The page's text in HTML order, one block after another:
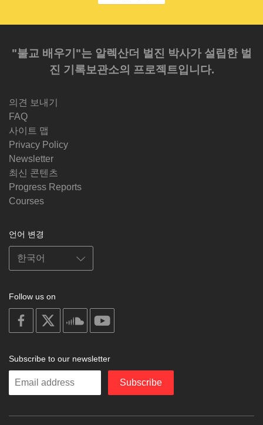
"불교 배우기"는 알렉산더 벌진 박사가 설립한 벌
진 기록보관소의 프로젝트입니다.
의견 보내기
FAQ
사이트 맵
Privacy Policy
Newsletter
최신 콘텐츠
Progress Reports
Courses
언어 변경
Follow us on
on
facebook
soundcloud
Subscribe to our newsletter
Enter
Subscribe